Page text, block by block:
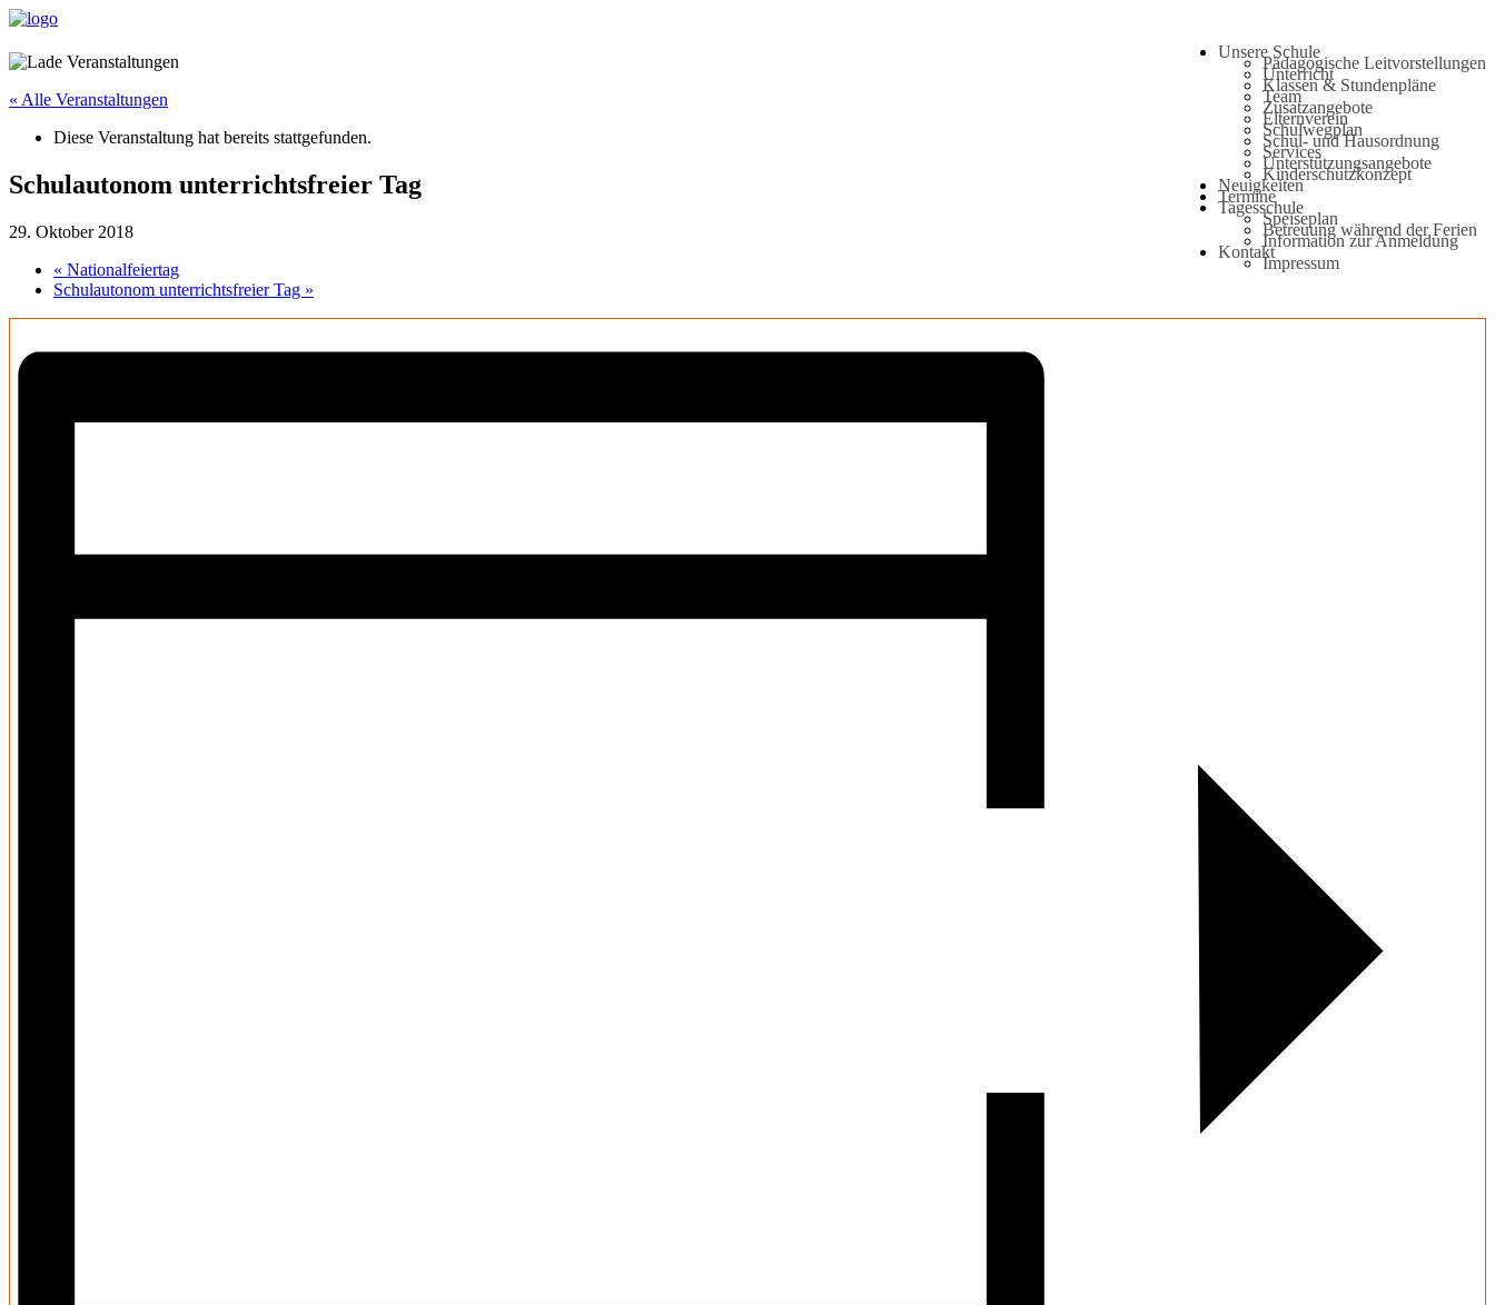
Unsere Schule
Pädagogische Leitvorstellungen
Unterricht
Klassen & Stundenpläne
Team
Zusatzangebote
Elternverein
Schulwegplan
Schul- und Hausordnung
Services
Unterstützungsangebote
Kinderschutzkonzept
Neuigkeiten
Termine
Tagesschule
Speiseplan
Betreuung während der Ferien
Information zur Anmeldung
Kontakt
Impressum
« Alle Veranstaltungen
Diese Veranstaltung hat bereits stattgefunden.
Schulautonom unterrichtsfreier Tag
29. Oktober 2018
« Nationalfeiertag
Schulautonom unterrichtsfreier Tag »